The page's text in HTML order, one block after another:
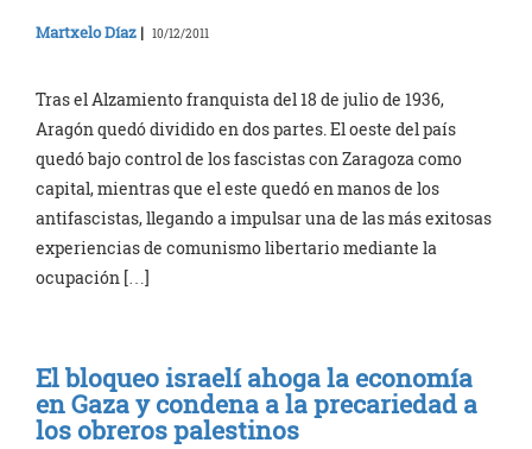
Martxelo Díaz | 10/12/2011
Tras el Alzamiento franquista del 18 de julio de 1936,
Aragón quedó dividido en dos partes. El oeste del país
quedó bajo control de los fascistas con Zaragoza como
capital, mientras que el este quedó en manos de los
antifascistas, llegando a impulsar una de las más exitosas
experiencias de comunismo libertario mediante la
ocupación […]
El bloqueo israelí ahoga la economía
en Gaza y condena a la precariedad a
los obreros palestinos